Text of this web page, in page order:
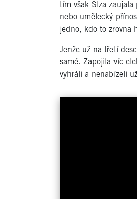
tím však Slza zaujala
nebo umělecký
jedno, kdo to zrovna
Jenže už na třetí
samé. Zapojila víc
vyhráli a nenabízeli